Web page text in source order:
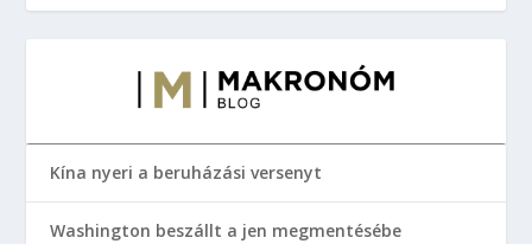
Kína nyeri a beruházási versenyt
Washington beszállt a jen megmentésébe